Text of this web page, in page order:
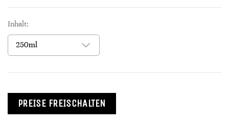
Inhalt:
PREISE FREISCHALTEN